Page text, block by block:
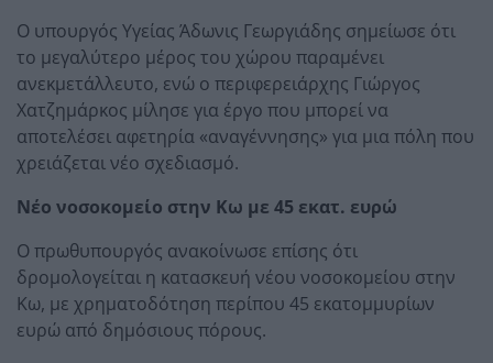
Ο υπουργός Υγείας Άδωνις Γεωργιάδης σημείωσε ότι
το μεγαλύτερο μέρος του χώρου παραμένει
ανεκμετάλλευτο, ενώ ο περιφερειάρχης Γιώργος
Χατζημάρκος μίλησε για έργο που μπορεί να
αποτελέσει αφετηρία «αναγέννησης» για μια πόλη που
χρειάζεται νέο σχεδιασμό.
Νέο νοσοκομείο στην Κω με 45 εκατ. ευρώ
Ο πρωθυπουργός ανακοίνωσε επίσης ότι
δρομολογείται η κατασκευή νέου νοσοκομείου στην
Κω, με χρηματοδότηση περίπου 45 εκατομμυρίων
ευρώ από δημόσιους πόρους.